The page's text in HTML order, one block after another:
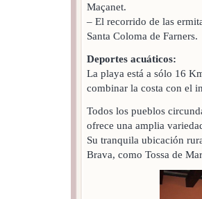
Maçanet.
– El recorrido de las
Santa Coloma de Farners.
Deportes acuáticos:
La playa está a sólo 16
combinar la costa con el
Todos los pueblos
ofrece una amplia
Su tranquila ubicación
Brava, como Tossa de